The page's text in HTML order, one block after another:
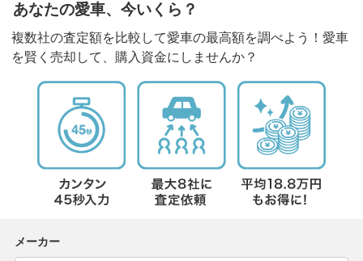
あなたの愛車、今いくら？
複数社の査定額を比較して愛車の最高額を調べよう！愛車
を賢く売却して、購入資金にしませんか？
メーカー